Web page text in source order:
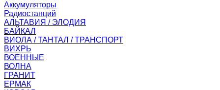
Аккумуляторы
Радиостанций
АЛЬТАВИЯ / ЭЛОДИЯ
БАЙКАЛ
ВИОЛА / ТАНТАЛ / ТРАНСПОРТ
ВИХРЬ
ВОЕННЫЕ
ВОЛНА
ГРАНИТ
ЕРМАК